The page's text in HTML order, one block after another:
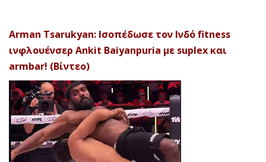
Arman Tsarukyan: Ισοπέδωσε τον Ινδό fitness
ινφλουένσερ Ankit Baiyanpuria με suplex και
armbar! (Βίντεο)